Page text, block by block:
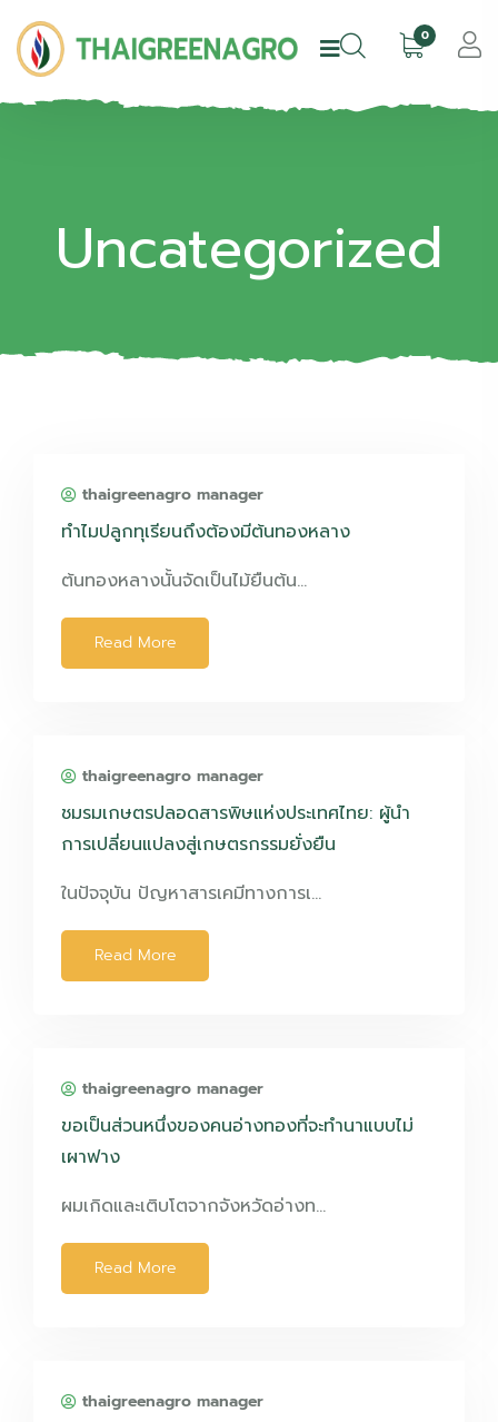
0
Uncategorized
thaigreenagro manager
ทำไมปลูกทุเรียนถึงต้องมีต้นทองหลาง
ต้นทองหลางนั้นจัดเป็นไม้ยืนต้น…
Read More
thaigreenagro manager
ชมรมเกษตรปลอดสารพิษแห่งประเทศไทย: ผู้นำ
การเปลี่ยนแปลงสู่เกษตรกรรมยั่งยืน
ในปัจจุบัน ปัญหาสารเคมีทางการเ…
Read More
thaigreenagro manager
ขอเป็นส่วนหนึ่งของคนอ่างทองที่จะทำนาแบบไม่
เผาฟาง
ผมเกิดและเติบโตจากจังหวัดอ่างท…
Read More
thaigreenagro manager